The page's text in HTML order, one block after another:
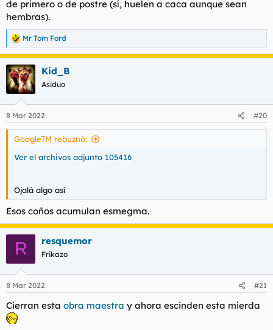
de primero o de postre (sí, huelen a caca aunque sean
hembras).
R
e
a
c
c
i
e
s
Mr Tom Ford
Kid_B
Asiduo
8 Mar 2022 #20
GoogleTM rebuznó:
Ver el archivos adjunto 105416
Ojalá algo así
Esos coños acumulan esmegma.
R resquemor
Frikazo
8 Mar 2022 #21
Cierran esta obra maestra y ahora escinden esta mierda